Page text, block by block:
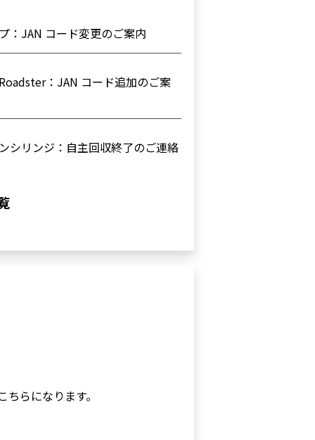
JAN コード変更のご案内
：JAN コード追加のご案
リンジ：自主回収終了のご連絡
販売元変更および電子化された
らになります。